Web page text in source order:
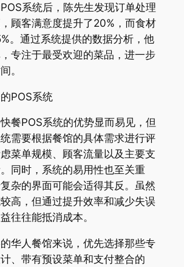
系统后，陈先生发现订单处理
顾客满意度提升了20%，而食材
。通过系统提供的数据分析，他
专注于最受欢迎的菜品，进一步
。
POS系统
餐POS系统的优势显而易见，但
需要根据餐馆的具体需求进行评
菜单规模、顾客流量以及主要支
同时，系统的易用性也至关重
杂的界面可能会适得其反。虽然
高，但通过提升效率和减少失误
往往能抵消成本。
华人餐馆来说，优先选择那些专
、带有预设菜单和支付整合的